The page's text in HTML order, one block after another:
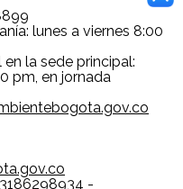
lunes a viernes 8:00
la sede principal:
pm, en jornada
-